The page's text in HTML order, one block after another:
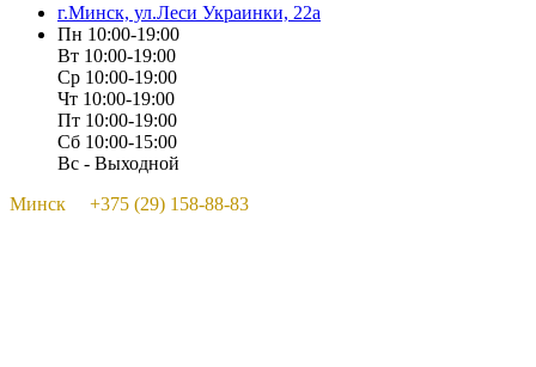
г.Минск, ул.Леси Украинки, 22а
Пн 10:00-19:00
Вт 10:00-19:00
Ср 10:00-19:00
Чт 10:00-19:00
Пт 10:00-19:00
Сб 10:00-15:00
Вс - Выходной
Минск +375 (29) 158-88-83